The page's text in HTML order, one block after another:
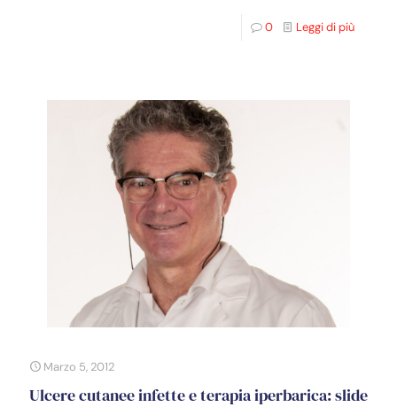
0 Leggi di più
Marzo 5, 2012
Ulcere cutanee infette e terapia iperbarica: slide